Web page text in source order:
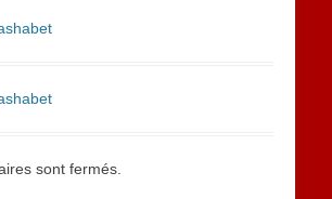
sont fermés.